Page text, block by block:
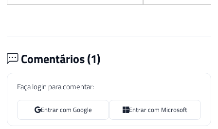
Comentários (1)
Faça login para comentar:
Entrar com Google Entrar com Microsoft